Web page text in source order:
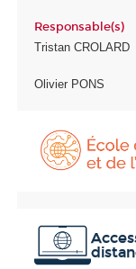
Responsable(s)
Tristan CROLARD
Olivier PONS